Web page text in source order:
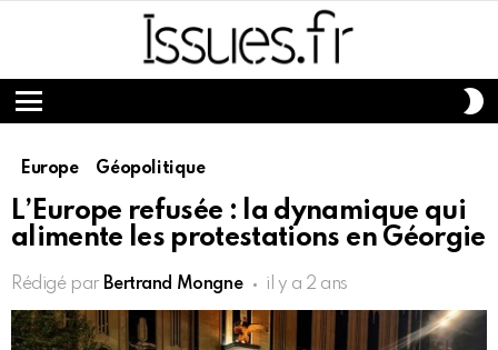
Menu
Europe Géopolitique
L’Europe refusée : la dynamique qui
alimente les protestations en Géorgie
Rédigé par Bertrand Mongne il y a 2 ans